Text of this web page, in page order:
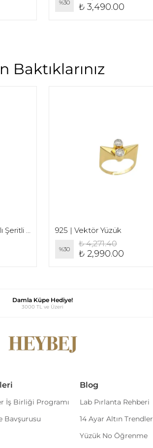
%30 ₺ 3,490.00
Baktıklarınız
925 | Ortası Swarovski Kaplı Şeritli Bombe Yüzük 925 | Vektör Yüzük
%30
₺ 4,271.40
₺ 2,990.00
Damla Küpe Hediye!
3000 TL ve Üzeri
İş Birliği Programı
Bavşurusu
Blog
Lab Pırlanta Rehberi
14 Ayar Altın
Yüzük No Öğrenme